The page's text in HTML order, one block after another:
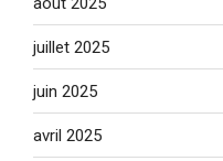
juillet 2025
juin 2025
avril 2025